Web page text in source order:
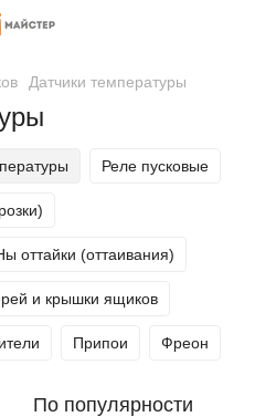
Датчики температуры
Реле пусковые
оттайки (оттаивания)
и крышки ящиков
Припои Фреон
По популярности